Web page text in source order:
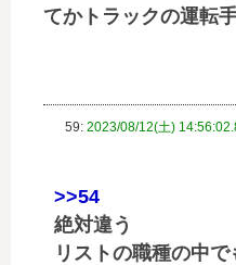
てかトラックの運転
59: 2023/08/12(土)
>>54
絶対違う
リストの職種の中